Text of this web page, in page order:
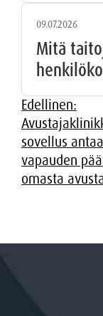
09.07.2026
Mitä
Artikkelien
selaus
Edellinen:
sovellus
vapauden
omasta